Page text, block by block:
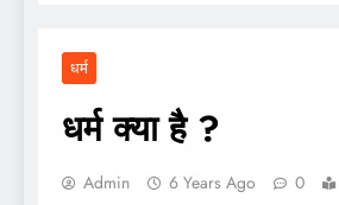
धर्म
धर्म क्या है ?
Admin 6 Years Ago 0